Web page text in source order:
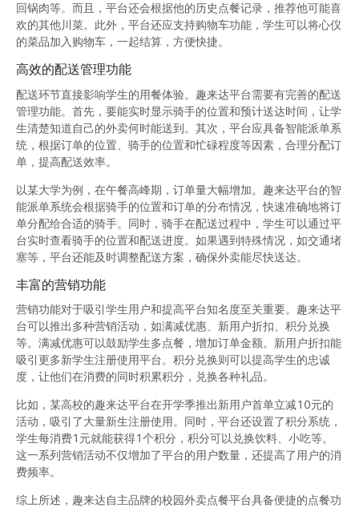
回锅肉等。而且，平台还会根据他的历史点餐记录，推荐他可能喜
欢的其他川菜。此外，平台还应支持购物车功能，学生可以将心仪
的菜品加入购物车，一起结算，方便快捷。
高效的配送管理功能
配送环节直接影响学生的用餐体验。趣来达平台需要有完善的配送
管理功能。首先，要能实时显示骑手的位置和预计送达时间，让学
生清楚知道自己的外卖何时能送到。其次，平台应具备智能派单系
统，根据订单的位置、骑手的位置和忙碌程度等因素，合理分配订
单，提高配送效率。
以某大学为例，在午餐高峰期，订单量大幅增加。趣来达平台的智
能派单系统会根据骑手的位置和订单的分布情况，快速准确地将订
单分配给合适的骑手。同时，骑手在配送过程中，学生可以通过平
台实时查看骑手的位置和配送进度。如果遇到特殊情况，如交通堵
塞等，平台还能及时调整配送方案，确保外卖能尽快送达。
丰富的营销功能
营销功能对于吸引学生用户和提高平台知名度至关重要。趣来达平
台可以推出多种营销活动，如满减优惠、新用户折扣、积分兑换
等。满减优惠可以鼓励学生多点餐，增加订单金额。新用户折扣能
吸引更多新学生注册使用平台。积分兑换则可以提高学生的忠诚
度，让他们在消费的同时积累积分，兑换各种礼品。
比如，某高校的趣来达平台在开学季推出新用户首单立减10元的
活动，吸引了大量新生注册使用。同时，平台还设置了积分系统，
学生每消费1元就能获得1个积分，积分可以兑换饮料、小吃等。
这一系列营销活动不仅增加了平台的用户数量，还提高了用户的消
费频率。
综上所述，趣来达自主品牌的校园外卖点餐平台具备便捷的点餐功